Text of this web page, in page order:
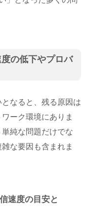
度の低下やプロバ
なると、残る原因は
ーク環境にありま
純な問題だけでな
な要因も含まれま
速度の目安と